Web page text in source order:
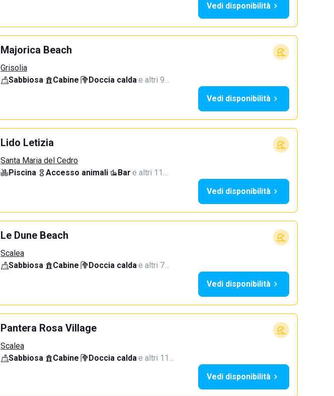
Vedi disponibilità
Majorica Beach
Grisolia
Sabbiosa· Cabine· Doccia calda·e altri 9…
Vedi disponibilità
Lido Letizia
Santa Maria del Cedro
Piscina· Accesso animali· Bar·e altri 11…
Vedi disponibilità
Le Dune Beach
Scalea
Sabbiosa· Cabine· Doccia calda·e altri 7…
Vedi disponibilità
Pantera Rosa Village
Scalea
Sabbiosa· Cabine· Doccia calda·e altri 11…
Vedi disponibilità